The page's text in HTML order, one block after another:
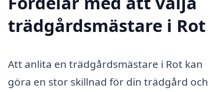
trädgårdsmästare i Rot
Att anlita en trädgårdsmästare i Rot kan
göra en stor skillnad för din trädgård och